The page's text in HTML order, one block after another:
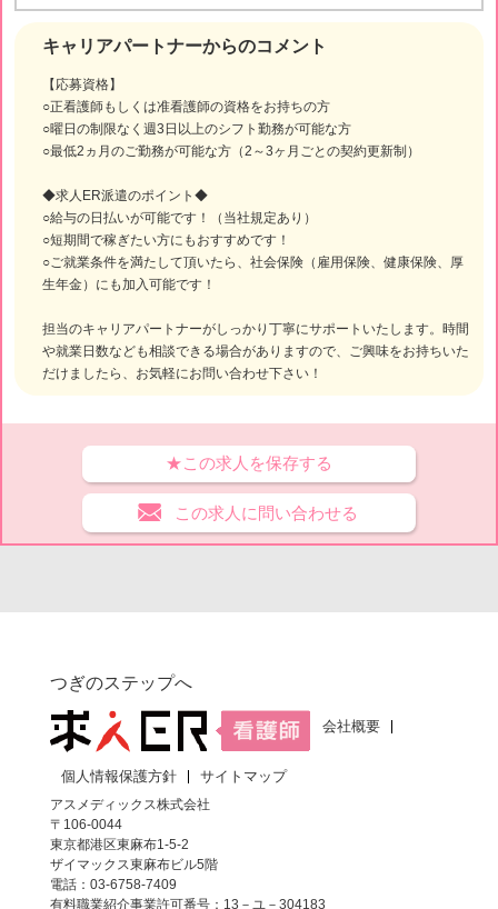
キャリアパートナーからのコメント
【応募資格】
○正看護師もしくは准看護師の資格をお持ちの方
○曜日の制限なく週3日以上のシフト勤務が可能な方
○最低2ヵ月のご勤務が可能な方（2～3ヶ月ごとの契約更新制）
◆求人ER派遣のポイント◆
○給与の日払いが可能です！（当社規定あり）
○短期間で稼ぎたい方にもおすすめです！
○ご就業条件を満たして頂いたら、社会保険（雇用保険、健康保険、厚
生年金）にも加入可能です！
担当のキャリアパートナーがしっかり丁寧にサポートいたします。時間
や就業日数なども相談できる場合がありますので、ご興味をお持ちいた
だけましたら、お気軽にお問い合わせ下さい！
★この求人を保存する
この求人に問い合わせる
つぎのステップへ
会社概要
個人情報保護方針
サイトマップ
アスメディックス株式会社
〒106-0044
東京都港区東麻布1-5-2
ザイマックス東麻布ビル5階
電話：03-6758-7409
有料職業紹介事業許可番号：13－ユ－304183